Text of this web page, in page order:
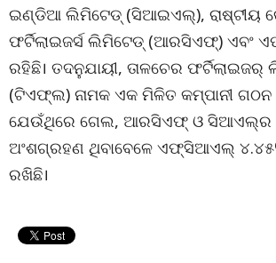
ଇଣ୍ଡିଆ ଲିମିଟେଡ୍ (ସିଆଇଏଲ୍), ରାଷ୍ଟୀୟ
ଫର୍ଟିଲାଇଜର୍ସ ଲିମିଟେଡ୍ (ଆରସିଏଫ୍) ଏବଂ
ରହିଛି। ତଦନୁଯାୟୀ, ତାଳଚେର ଫର୍ଟିଲାଇଜର୍
(ଟିଏଫ୍ଲ) ନାମକ ଏକ ମିଳିତ କମ୍ପାନୀ
ଯେଉଁଥିରେ ଗେଲ, ଆରସିଏଫ୍ ଓ ସିଆଏଲ୍ର
ଅଂଶଗ୍ରହଣ ଥିବାବେଳେ ଏଫ୍ସିଆଏଲ୍
ରଖିଛି।